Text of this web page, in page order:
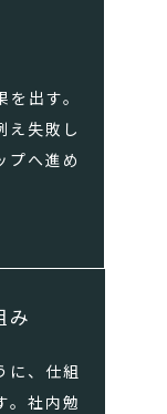
出す。
え失敗し
プへ進め
み
に、仕組
。社内勉